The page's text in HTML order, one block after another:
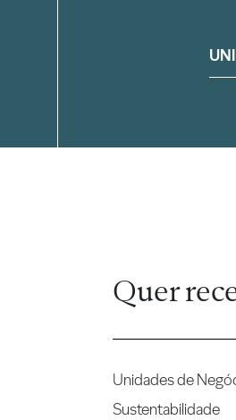
Filtrar
Quer
Unidades de
Sustentabilidade